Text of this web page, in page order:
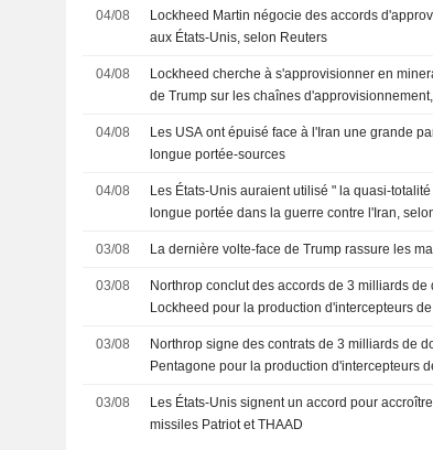
04/08
Lockheed Martin négocie des accords
aux États-Unis, selon Reuters
04/08
Lockheed cherche à s'approvisionner en
de Trump sur les chaînes
04/08
Les USA ont épuisé face à l'Iran une grande
longue portée-sources
04/08
Les États-Unis auraient utilisé " la quasi-
longue portée dans la guerre contre l'Iran,
03/08 La dernière volte-face de Trump rassure les
03/08
Northrop conclut des accords de 3 milliards
Lockheed pour la production d'intercepteurs
03/08
Northrop signe des contrats de 3 milliards de
Pentagone pour la production d'intercepteurs
03/08
Les États-Unis signent un accord pour
missiles Patriot et THAAD